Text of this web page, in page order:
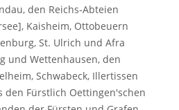
den Reichs-Abteien
Kaisheim, Ottobeuern
St. Ulrich und Afra
und Wettenhausen, den
Schwabeck, Illertissen
den Fürstlich Oettingen'schen